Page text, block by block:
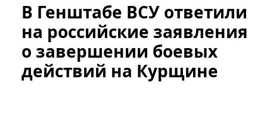
В Генштабе ВСУ ответили
на российские заявления
о завершении боевых
действий на Курщине